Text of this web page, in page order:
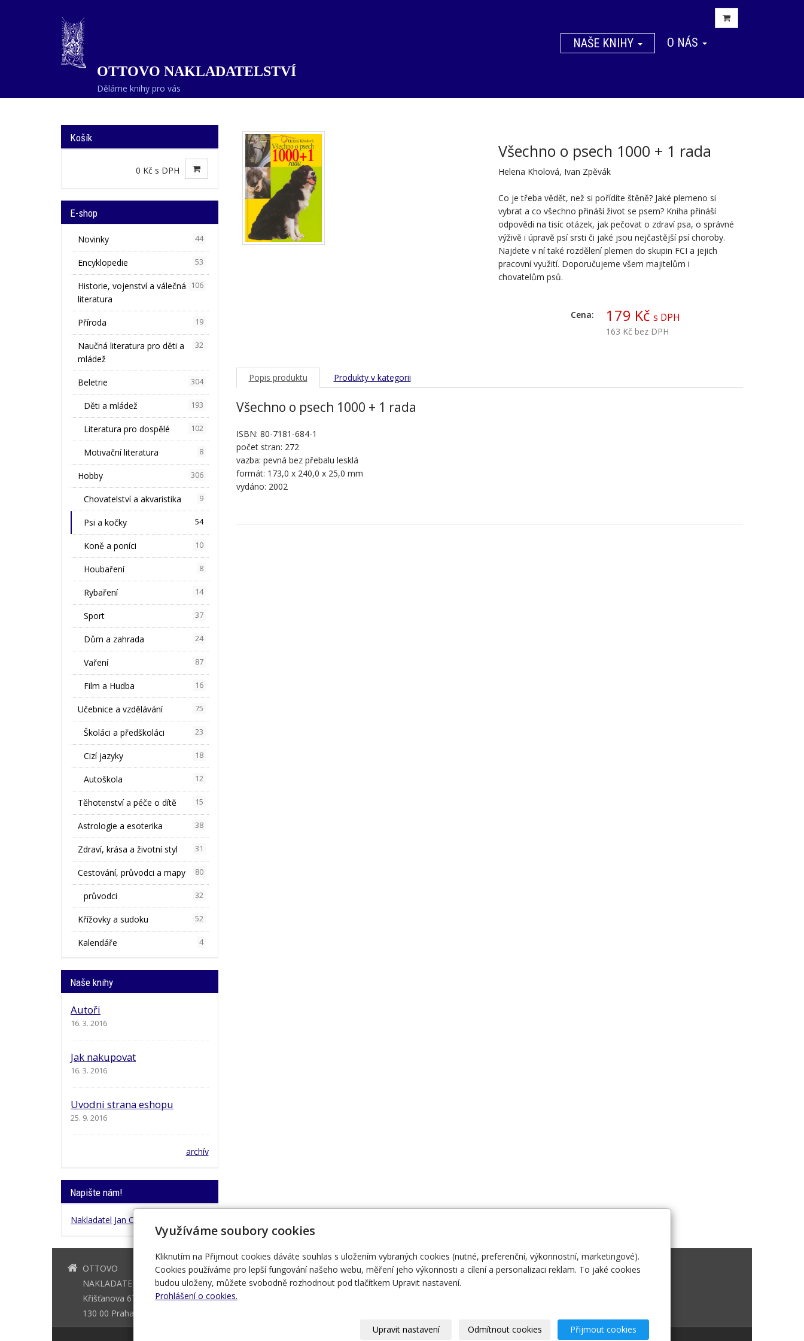
OTTOVO NAKLADATELSTVÍ
Děláme knihy pro vás
NAŠE KNIHY O NÁS
Všechno o psech 1000 + 1 rada
Helena Kholová, Ivan Zpěvák
Co je třeba vědět, než si pořídíte štěně? Jaké plemeno si
vybrat a co všechno přináší život se psem? Kniha přináší
odpovědi na tisíc otázek, jak pečovat o zdraví psa, o správné
výživě i úpravě psí srsti či jaké jsou nejčastější psí choroby.
Najdete v ní také rozdělení plemen do skupin FCI a jejich
pracovní využití. Doporučujeme všem majitelům i
chovatelům psů.
Cena: 179 Kč s DPH
163 Kčbez DPH
Popis produktu Produkty v kategorii
Všechno o psech 1000 + 1 rada
ISBN: 80-7181-684-1
počet stran: 272
vazba: pevná bez přebalu lesklá
formát: 173,0 x 240,0 x 25,0 mm
vydáno: 2002
Košík
0 Kč s DPH
E-shop
Novinky 44
Encyklopedie 53
Historie, vojenství a válečná
literatura
106
Příroda 19
Naučná literatura pro děti a
mládež
32
Beletrie 304
Děti a mládež 193
Literatura pro dospělé 102
Motivační literatura 8
Hobby 306
Chovatelství a akvaristika 9
Psi a kočky 54
Koně a poníci 10
Houbaření 8
Rybaření 14
Sport 37
Dům a zahrada 24
Vaření 87
Film a Hudba 16
Učebnice a vzdělávání 75
Školáci a předškoláci 23
Cizí jazyky 18
Autoškola 12
Těhotenství a péče o dítě 15
Astrologie a esoterika 38
Zdraví, krása a životní styl 31
Cestování, průvodci a mapy 80
průvodci 32
Křížovky a sudoku 52
Kalendáře 4
Naše knihy
Autoři
16. 3. 2016
Jak nakupovat
16. 3. 2016
Uvodni strana eshopu
25. 9. 2016
archív
Napište nám!
Nakladatel Jan Otto
OTTOVO
NAKLADATELSTVÍ
Křišťanova 675/3
130 00 Praha
+420 221 474 111 Naše knihy O nás
Využíváme soubory cookies
Kliknutím na Přijmout cookies dáváte souhlas s uložením vybraných cookies (nutné, preferenční, výkonnostní, marketingové).
Cookies používáme pro lepší fungování našeho webu, měření jeho výkonnosti a cílení a personalizaci reklam. To jaké cookies
budou uloženy, můžete svobodně rozhodnout pod tlačítkem Upravit nastavení.
Prohlášení o cookies.
Upravit nastavení Odmítnout cookies Přijmout cookies